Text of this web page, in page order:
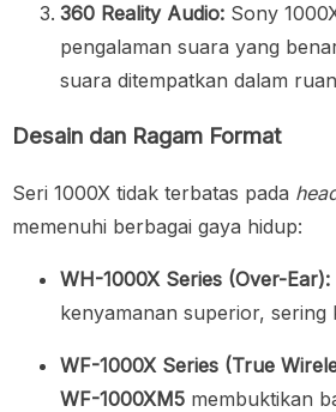
360 Reality Audio: Sony
pengalaman suara yang
suara ditempatkan dalam
Desain dan Ragam Format
Seri 1000X tidak terbatas pada
memenuhi berbagai gaya hidup:
WH-1000X Series (Over-Ear):
kenyamanan superior, sering
WF-1000X Series (True
WF-1000XM5 membuktikan